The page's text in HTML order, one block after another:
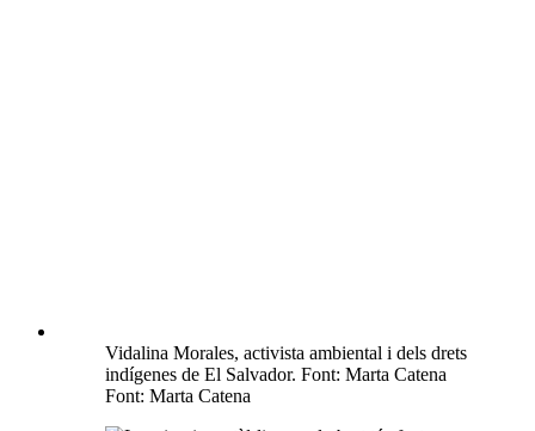
Vidalina Morales, activista ambiental i dels drets
indígenes de El Salvador. Font: Marta Catena
Font: Marta Catena